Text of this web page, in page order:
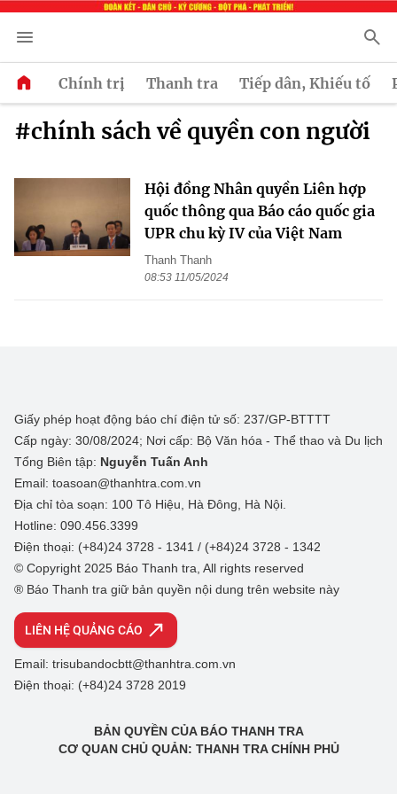
Chính trị Thanh tra Tiếp dân, Khiếu tố
#chính sách về quyền con người
Hội đồng Nhân quyền Liên hợp
quốc thông qua Báo cáo quốc gia
UPR chu kỳ IV của Việt Nam
Thanh Thanh
08:53 11/05/2024
Giấy phép hoạt động báo chí điện tử số: 237/GP-BTTTT
Cấp ngày: 30/08/2024; Nơi cấp: Bộ Văn hóa - Thể thao và Du lịch
Tổng Biên tập: Nguyễn Tuấn Anh
Email: toasoan@thanhtra.com.vn
Địa chỉ tòa soạn: 100 Tô Hiệu, Hà Đông, Hà Nội.
Hotline: 090.456.3399
Điện thoại: (+84)24 3728 - 1341 / (+84)24 3728 - 1342
© Copyright 2025 Báo Thanh tra, All rights reserved
® Báo Thanh tra giữ bản quyền nội dung trên website này
LIÊN HỆ QUẢNG CÁO
Email: trisubandocbtt@thanhtra.com.vn
Điện thoại: (+84)24 3728 2019
BẢN QUYỀN CỦA BÁO THANH TRA
CƠ QUAN CHỦ QUẢN: THANH TRA CHÍNH PHỦ